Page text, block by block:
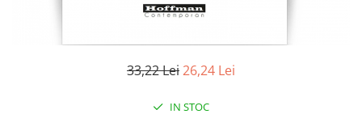
Publicistica / Reportaje / Interviuri
33,22 Lei26,24 Lei
IN STOC